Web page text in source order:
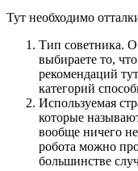
Тут необходимо
Тип советника.
выбираете то,
рекомендаций
категорий
Используемая
которые
вообще ничего
робота можно
большинстве